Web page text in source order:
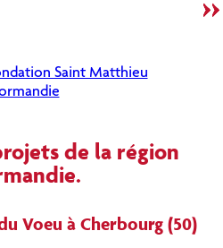
Saint Matthieu
de la région
Voeu à Cherbourg (50)